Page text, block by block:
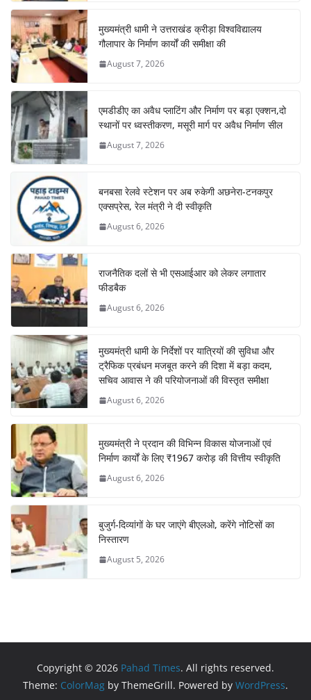
मुख्यमंत्री धामी ने उत्तराखंड क्रीड़ा विश्वविद्यालय
गौलापार के निर्माण कार्यों की समीक्षा की
August 7, 2026
एमडीडीए का अवैध प्लाटिंग और निर्माण पर बड़ा एक्शन,दो
स्थानों पर ध्वस्तीकरण, मसूरी मार्ग पर अवैध निर्माण सील
August 7, 2026
बनबसा रेलवे स्टेशन पर अब रुकेगी अछनेरा-टनकपुर
एक्सप्रेस, रेल मंत्री ने दी स्वीकृति
August 6, 2026
राजनैतिक दलों से भी एसआईआर को लेकर लगातार
फीडबैक
August 6, 2026
मुख्यमंत्री धामी के निर्देशों पर यात्रियों की सुविधा और
ट्रैफिक प्रबंधन मजबूत करने की दिशा में बड़ा कदम,
सचिव आवास ने की परियोजनाओं की विस्तृत समीक्षा
August 6, 2026
मुख्यमंत्री ने प्रदान की विभिन्न विकास योजनाओं एवं
निर्माण कार्यों के लिए ₹1967 करोड़ की वित्तीय स्वीकृति
August 6, 2026
बुजुर्ग-दिव्यांगों के घर जाएंगे बीएलओ, करेंगे नोटिसों का
निस्तारण
August 5, 2026
Copyright © 2026 Pahad Times. All rights reserved.
Theme: ColorMag by ThemeGrill. Powered by WordPress.